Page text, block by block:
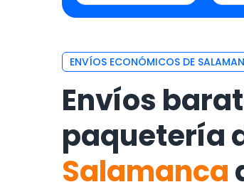
ENVÍOS ECONÓMICOS DE
Envíos
paquetería
Salamanca